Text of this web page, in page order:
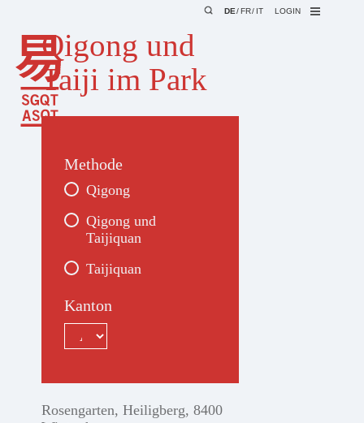
DE FR IT LOGIN
Qigong und
Taiji im Park
Methode
Qigong
Qigong und
Taijiquan
Taijiquan
Kanton
Rosengarten, Heiligberg, 8400